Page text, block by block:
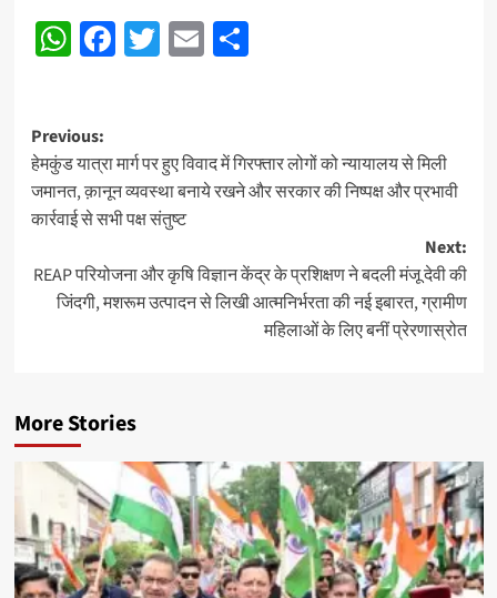
WhatsApp
Facebook
Twitter
EmailShare
Post
navigation
Previous:
हेमकुंड यात्रा मार्ग पर हुए विवाद में गिरफ्तार लोगों को न्यायालय से मिली
जमानत, क़ानून व्यवस्था बनाये रखने और सरकार की निष्पक्ष और प्रभावी
कार्रवाई से सभी पक्ष संतुष्ट
Next:
REAP परियोजना और कृषि विज्ञान केंद्र के प्रशिक्षण ने बदली मंजू देवी की
जिंदगी, मशरूम उत्पादन से लिखी आत्मनिर्भरता की नई इबारत, ग्रामीण
महिलाओं के लिए बनीं प्रेरणास्रोत
More Stories